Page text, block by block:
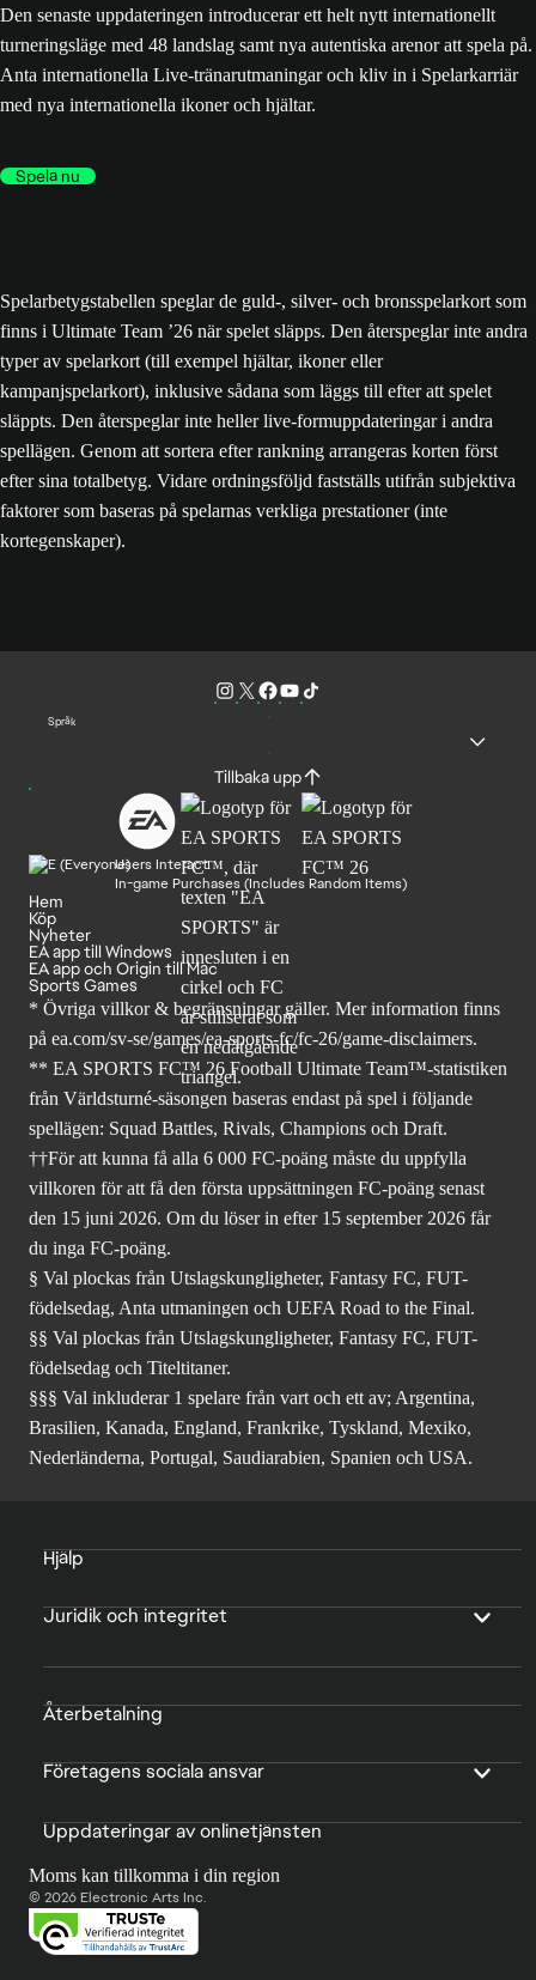
Den senaste uppdateringen introducerar ett helt nytt internationellt
turneringsläge med 48 landslag samt nya autentiska arenor att spela på.
Anta internationella Live-tränarutmaningar och kliv in i Spelarkarriär
med nya internationella ikoner och hjältar.
Spela nu
Spelarbetygstabellen speglar de guld-, silver- och bronsspelarkort som
finns i Ultimate Team ’26 när spelet släpps. Den återspeglar inte andra
typer av spelarkort (till exempel hjältar, ikoner eller
kampanjspelarkort), inklusive sådana som läggs till efter att spelet
släppts. Den återspeglar inte heller live-formuppdateringar i andra
spellägen. Genom att sortera efter rankning arrangeras korten först
efter sina totalbetyg. Vidare ordningsföljd fastställs utifrån subjektiva
faktorer som baseras på spelarnas verkliga prestationer (inte
kortegenskaper).
Språk
Tillbaka upp
Users Interact
In-game Purchases (Includes Random Items)
Hem
Köp
Nyheter
EA app till Windows
EA app och Origin till Mac
Sports Games
* Övriga villkor & begränsningar gäller. Merinformation finns
på ea.com/sv-se/games/ea-sports-fc/fc-26/game-disclaimers.
** EA SPORTS FC™ 26 Football Ultimate Team™-statistiken
från Världsturné-säsongen baseras endast på spel i följande
spellägen: Squad Battles, Rivals, Champions och Draft.
††För att kunna få alla 6 000 FC-poäng måste du uppfylla
villkoren för att få den första uppsättningen FC-poäng senast
den 15 juni 2026. Om du löser in efter 15 september 2026 får
du inga FC-poäng.
§ Val plockas från Utslagskungligheter, Fantasy FC, FUT-
födelsedag, Anta utmaningen och UEFA Road to the Final.
§§ Val plockas från Utslagskungligheter, Fantasy FC, FUT-
födelsedag och Titeltitaner.
§§§ Val inkluderar 1 spelare från vart och ett av; Argentina,
Brasilien, Kanada, England, Frankrike, Tyskland, Mexiko,
Nederländerna, Portugal, Saudiarabien, Spanien och USA.
Hjälp
Juridik och integritet
Återbetalning
Företagens sociala ansvar
Uppdateringar av onlinetjänsten
Moms kan tillkomma i din region
© 2026 Electronic Arts Inc.